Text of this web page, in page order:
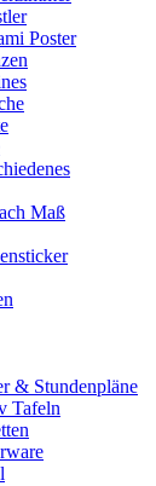
Poster
Maß
& Stundenpläne
Tafeln